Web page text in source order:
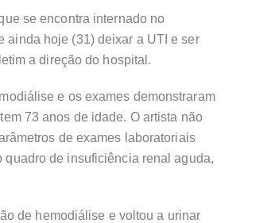
se encontra internado no
ainda hoje (31) deixar a UTI e ser
a direção do hospital.
e os exames demonstraram
73 anos de idade. O artista não
de exames laboratoriais
de insuficiência renal aguda,
de hemodiálise e voltou a urinar